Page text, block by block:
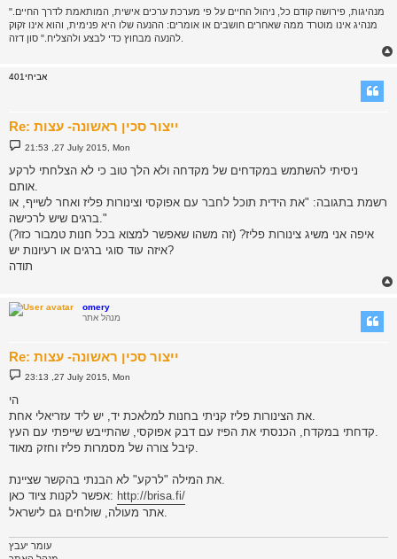
"מנהיגות, פירושה קודם כל, ניהול החיים על פי מערכת ערכים אישית, המותאמת לדרך החיים.
מנהיג אינו מוטרד ממה שאחרים חושבים או אומרים: ההנעה שלו היא פנימית, והוא אינו זקוק
אביחי401
Re: ייצור סכין ראשונה- עצות
P
o
t
21:53 ,27 July 2015, Mon
ניסיתי להשתמש במקדחים של מקדחה ולא הלך טוב כי לא הצלחתי לרקע
רשמת בתגובה: "את הידית תוכל לחבר עם אפוקסי וצינורות פליז ואחר לשייף, או
ברגים שיש לרכישה."
איפה אני משיג צינורות פליז? (זה משהו שאפשר למצוא בכל חנות טמבור כזו?)
איזה עוד סוגי ברגים או רעיונות יש?
תודה
omery
מנהל אתר
Re: ייצור סכין ראשונה- עצות
P
o
23:13 ,27 July 2015, Mon
הי
את הצינורות פליז קניתי בחנות למלאכת יד, יש ליד עזריאלי אחת.
קדחתי במקדח, הכנסתי את הפיז עם דבק אפוקסי, שהתייבש שייפתי עם העץ.
קיבל צורה של מסמרות פליז וחזק מאוד.
את המילה "לרקע" לא הבנתי בהקשר שציינת.
אפשר לקנות ציוד כאן: http://brisa.fi/
אתר מעולה, שולחים גם לישראל.
עומר יעבץ